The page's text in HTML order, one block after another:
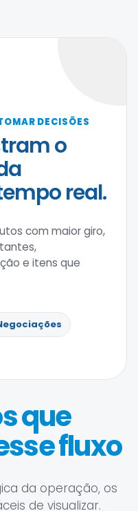
DECISÕES
o
real.
com maior giro,
e itens que
que
fluxo
da operação, os
de visualizar.